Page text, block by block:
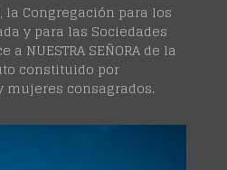
la Congregación para los
y para las Sociedades
NUESTRA SEÑORA de la
constituido por
mujeres consagrados.